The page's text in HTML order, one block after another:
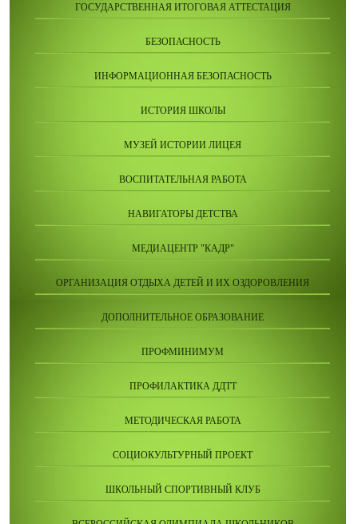
ГОСУДАРСТВЕННАЯ ИТОГОВАЯ АТТЕСТАЦИЯ
БЕЗОПАСНОСТЬ
ИНФОРМАЦИОННАЯ БЕЗОПАСНОСТЬ
ИСТОРИЯ ШКОЛЫ
МУЗЕЙ ИСТОРИИ ЛИЦЕЯ
ВОСПИТАТЕЛЬНАЯ РАБОТА
НАВИГАТОРЫ ДЕТСТВА
МЕДИАЦЕНТР "КАДР"
ОРГАНИЗАЦИЯ ОТДЫХА ДЕТЕЙ И ИХ ОЗДОРОВЛЕНИЯ
ДОПОЛНИТЕЛЬНОЕ ОБРАЗОВАНИЕ
ПРОФМИНИМУМ
ПРОФИЛАКТИКА ДДТТ
МЕТОДИЧЕСКАЯ РАБОТА
СОЦИОКУЛЬТУРНЫЙ ПРОЕКТ
ШКОЛЬНЫЙ СПОРТИВНЫЙ КЛУБ